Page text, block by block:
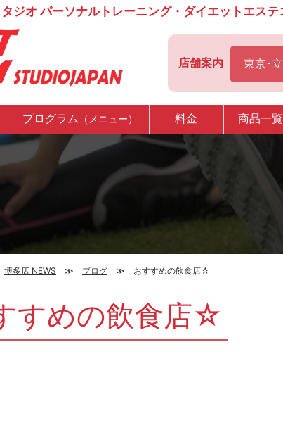
ジオ パーソナルトレーニング・ダイエットエス
店舗案内 東京･
プログラム （メニュー） 料金 商品一覧
博多店 NEWS ブログ おすすめの飲食店☆
すめの飲食店☆